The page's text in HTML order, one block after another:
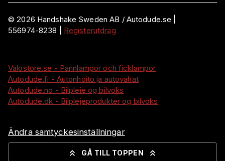
©2026 Handshake Sweden AB / Autodude.se |
556974-8238
Registerutdrag
Valostore.se - Pannlampor och ficklampor
Autodude.fi - Autonhoito ja autovahat
Autodude.no - Bilpleie og bilvoks
Autodude.dk - Bilplejeprodukter og bilvoks
Ändra samtyckesinställningar
GÅ TILL TOPPEN